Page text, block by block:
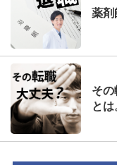
薬剤
その
とは